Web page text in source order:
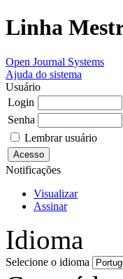
Linha
Open Journal Systems
Ajuda do sistema
Usuário
Login
Senha
Lembrar usuário
Notificações
Visualizar
Assinar
Idioma
Selecione o idioma